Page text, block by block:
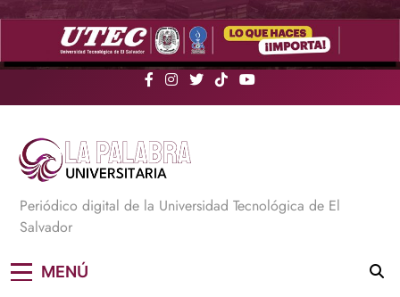
Saltar
La Palabra Universitaria
Periódico digital de la Universidad Tecnológica de El
Salvador
MENÚ